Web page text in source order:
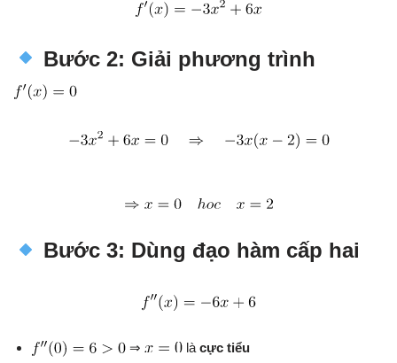
Bước 2: Giải phương trình
Bước 3: Dùng đạo hàm cấp hai
⇒ là cực tiểu